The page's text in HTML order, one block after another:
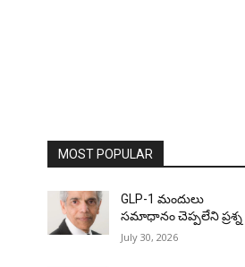
MOST POPULAR
GLP-1 మందులు
సమాధానం చెప్పలేని ప్రశ్న
July 30, 2026